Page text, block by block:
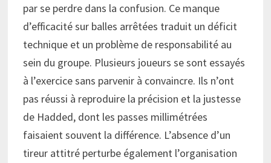
par se perdre dans la confusion. Ce manque
d’efficacité sur balles arrêtées traduit un déficit
technique et un problème de responsabilité au
sein du groupe. Plusieurs joueurs se sont essayés
à l’exercice sans parvenir à convaincre. Ils n’ont
pas réussi à reproduire la précision et la justesse
de Hadded, dont les passes millimétrées
faisaient souvent la différence. L’absence d’un
tireur attitré perturbe également l’organisation